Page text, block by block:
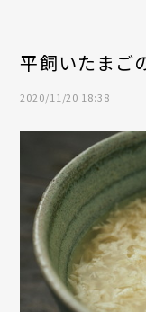
平飼いたまご
2020/11/20 18:38